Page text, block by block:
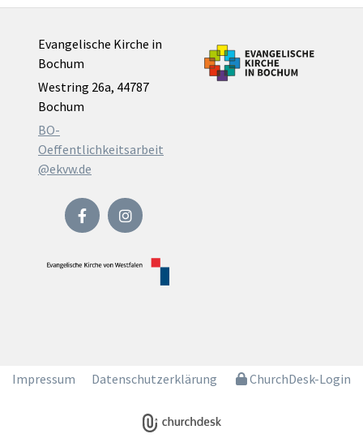
Evangelische Kirche in
Bochum
Westring 26a, 44787
Bochum
BO-
Oeffentlichkeitsarbeit
@ekvw.de
Impressum Datenschutzerklärung ChurchDesk-Login